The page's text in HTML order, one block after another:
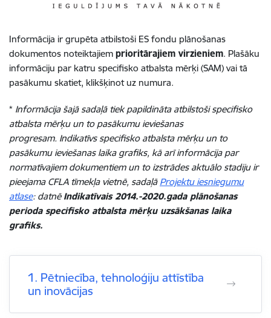
Informācija ir grupēta atbilstoši ES fondu plānošanas
dokumentos noteiktajiem prioritārajiem virzieniem. Plašāku
informāciju par katru specifisko atbalsta mērķi (SAM) vai tā
pasākumu skatiet, klikšķinot uz numura.
* Informācija šajā sadaļā tiek papildināta atbilstoši specifisko
atbalsta mērķu un to pasākumu ieviešanas
progresam. Indikatīvs specifisko atbalsta mērķu un to
pasākumu ieviešanas laika grafiks, kā arī informācija par
normatīvajiem dokumentiem un to izstrādes aktuālo stadiju ir
pieejama CFLA tīmekļa vietnē, sadaļā Projektu iesniegumu
atlase: datnē Indikatīvais 2014.-2020.gada plānošanas
perioda specifisko atbalsta mērķu uzsākšanas laika
grafiks.
1. Pētniecība, tehnoloģiju attīstība
un inovācijas